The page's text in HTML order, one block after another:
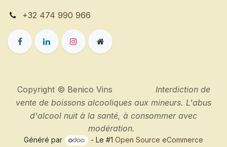
+32 474 990 966
Copyright © Benico Vins Interdiction de
vente de boissons alcooliques aux mineurs. L'abus
d'alcool nuit à la santé, à consommer avec
modération.
Généré par - Le #1Open Source eCommerce